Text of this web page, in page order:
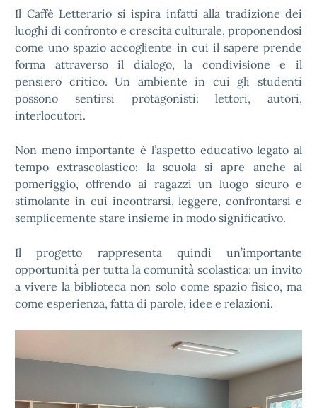
Il Caffè Letterario si ispira infatti alla tradizione dei
luoghi di confronto e crescita culturale, proponendosi
come uno spazio accogliente in cui il sapere prende
forma attraverso il dialogo, la condivisione e il
pensiero critico. Un ambiente in cui gli studenti
possono sentirsi protagonisti: lettori, autori,
interlocutori.
Non meno importante è l’aspetto educativo legato al
tempo extrascolastico: la scuola si apre anche al
pomeriggio, offrendo ai ragazzi un luogo sicuro e
stimolante in cui incontrarsi, leggere, confrontarsi e
semplicemente stare insieme in modo significativo.
Il progetto rappresenta quindi un’importante
opportunità per tutta la comunità scolastica: un invito
a vivere la biblioteca non solo come spazio fisico, ma
come esperienza, fatta di parole, idee e relazioni.